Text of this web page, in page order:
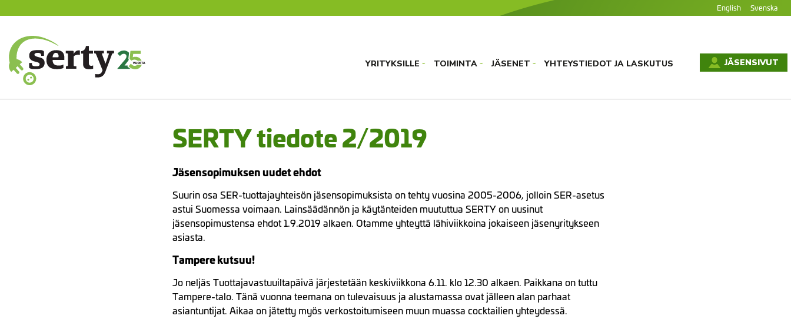
sisältöön
English Svenska
YRITYKSILLE› TOIMINTA› JÄSENET › YHTEYSTIEDOT JA LASKUTUS JÄSENSIVUT
SERTY tiedote 2/2019
Jäsensopimuksen uudet ehdot
Suurin osa SER-tuottajayhteisön jäsensopimuksista on tehty vuosina 2005-2006, jolloin SER-asetus
astui Suomessa voimaan. Lainsäädännön ja käytänteiden muututtua SERTY on uusinut
jäsensopimustensa ehdot 1.9.2019 alkaen. Otamme yhteyttä lähiviikkoina jokaiseen jäsenyritykseen
asiasta.
Tampere kutsuu!
Jo neljäs Tuottajavastuuiltapäivä järjestetään keskiviikkona 6.11. klo 12.30 alkaen. Paikkana on tuttu
Tampere-talo. Tänä vuonna teemana on tulevaisuus ja alustamassa ovat jälleen alan parhaat
asiantuntijat. Aikaa on jätetty myös verkostoitumiseen muun muassa cocktailien yhteydessä.